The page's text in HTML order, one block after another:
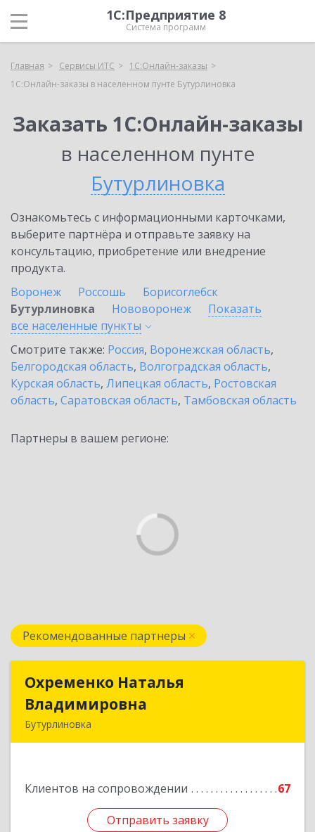
1С:Предприятие 8
Система программ
Главная Сервисы ИТС
1С:Онлайн-заказы
1С:Онлайн-заказы в населенном пунте Бутурлиновка
Заказать 1С:Онлайн-заказы
в населенном пунте
Бутурлиновка
Ознакомьтесь с информационными карточками,
выберите партнёра и отправьте заявку на
консультацию, приобретение или внедрение
продукта.
Воронеж
Россошь
Борисоглебск
Бутурлиновка
Нововоронеж
Показать
все населенные пункты
Смотрите также: Россия, Воронежская область,
Белгородская область, Волгоградская область,
Курская область, Липецкая область, Ростовская
область, Саратовская область, Тамбовская область
Партнеры в вашем регионе:
Рекомендованные партнеры
Охременко Наталья
Владимировна
Бутурлиновка
Клиентов на сопровождении 67
Отправить заявку
Охременко Наталья
Отправить заявку